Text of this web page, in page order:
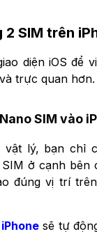
SIM trên
diện iOS để
trực quan hơn.
SIM vào
lý, bạn chỉ
ở cạnh bên
đúng vị trí
iPhonesẽ tự